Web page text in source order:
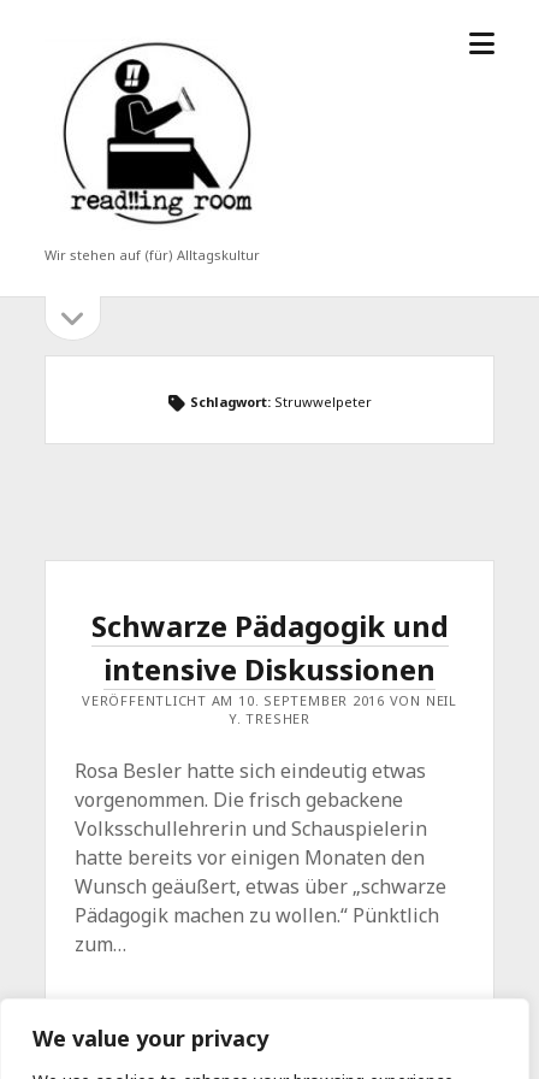
We value your privacy
read!!ing
room
Wir stehen auf (für) Alltagskultur
Menü
Seitenleiste
öffnen
Schlagwort: Struwwelpeter
Schwarze Pädagogik und
intensive Diskussionen
VERÖFFENTLICHT AM 10. SEPTEMBER 2016 VON NEIL
Y. TRESHER
Rosa Besler hatte sich eindeutig etwas
vorgenommen. Die frisch gebackene
Volksschullehrerin und Schauspielerin
hatte bereits vor einigen Monaten den
Wunsch geäußert, etwas über „schwarze
Pädagogik machen zu wollen.“ Pünktlich
zum…
PÄDAGOGIK